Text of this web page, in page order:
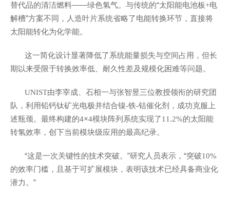
替代品的清洁燃料——绿色氢气。与传统的“太阳能电池板+电
解槽”方案不同，人造叶片系统省略了电能转换环节，直接将
太阳能转化为化学能。
这一简化设计显著降低了系统能量损失与空间占用，但长
期以来受限于转换效率低、耐久性差及规模化困难等问题。
UNIST由李宰成、石相一与张智昱三位教授领衔的研究团
队，利用铅钙钛矿光电极并结合镍-铁-钴催化剂，成功克服上
述瓶颈。最终构建的4×4模块阵列系统实现了11.2%的太阳能
转氢效率，创下当前模块级应用的最高纪录。
“这是一次关键性的技术突破。”研究人员表示，“突破10%
的效率门槛，且基于可扩展模块，表明该技术已经具备商业化
潜力。”